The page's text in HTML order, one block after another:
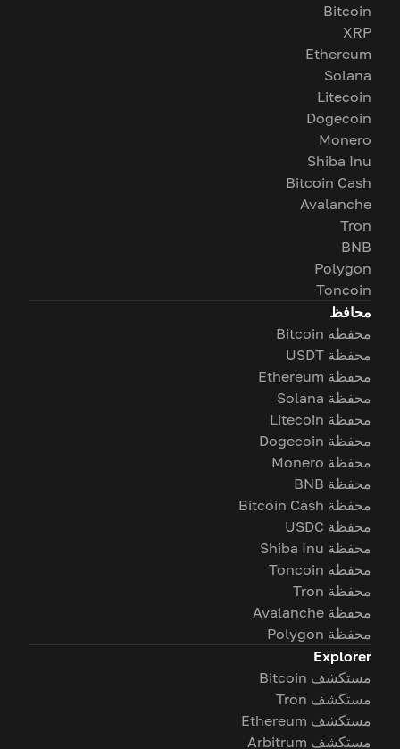
Bitcoin
XRP
Ethereum
Solana
Litecoin
Dogecoin
Monero
Shiba Inu
Bitcoin Cash
Avalanche
Tron
BNB
Polygon
Toncoin
محافظ
محفظة Bitcoin
محفظة USDT
محفظة Ethereum
محفظة Solana
محفظة Litecoin
محفظة Dogecoin
محفظة Monero
محفظة BNB
محفظة Bitcoin Cash
محفظة USDC
محفظة Shiba Inu
محفظة Toncoin
محفظة Tron
محفظة Avalanche
محفظة Polygon
Explorer
مستكشف Bitcoin
مستكشف Tron
مستكشف Ethereum
مستكشف Arbitrum